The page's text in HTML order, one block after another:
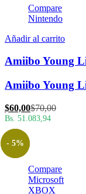
Compare
Nintendo
Añadir al carrito
Amiibo Young
Amiibo Young
$60,00El
precio
$70,00El
Bs. 51.083,94
Compare
Microsoft
XBOX
- 5%